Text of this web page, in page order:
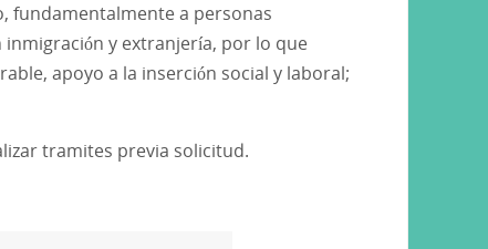
fundamentalmente a personas
y extranjería, por lo que
apoyo a la inserción social y laboral;
tramites previa solicitud.